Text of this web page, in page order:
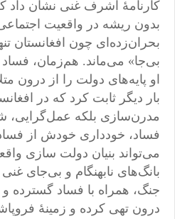
کارنامهٔ اشرف غنی نشان داد
بدون ریشه در واقعیت
بحران‌زده‌ای چون افغانستان
بی‌جا» می‌ماند. هم‌زمان،
او پایه‌های دولت را از درون
بار دیگر ثابت کرد که در
مدرن‌سازی بلکه عمل‌گرایی،
فساد، خودداری خودش از
می‌تواند بنیان دولت‌ سازی
بانگ‌های نابهنگام و بی‌جای
جنگ، همراه با فساد گسترده و
درون تهی کرده و زمینهٔ